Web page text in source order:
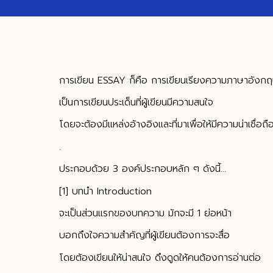
การเขียน ESSAY ก็คือ การเขียนเรียงความภาษาอังก
เป็นการเขียนประเด็นที่ผู้เขียนมีความสนใจ
โดยจะต้องมีแหล่งอ้างอิงและที่มาเพื่อให้มีความน่าเชื่อถือ
.
ประกอบด้วย 3 องค์ประกอบหลัก ๆ ดังนี้…
[1] บทนำ Introduction
จะเป็นส่วนแรกของบทความ มักจะมี 1 ย่อหน้า
บอกถึงใจความสำคัญที่ผู้เขียนต้องการจะสื่อ
โดยต้องเขียนให้น่าสนใจ ดึงดูดให้คนต้องการอ่านต่อ